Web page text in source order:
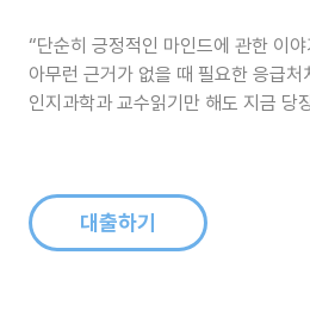
“단순히 긍정적인 마인드에 관한 이
아무런 근거가 없을 때 필요한 응급
인지과학과 교수읽기만 해도 지금 당
가? 이럴 때 필요..
대출하기